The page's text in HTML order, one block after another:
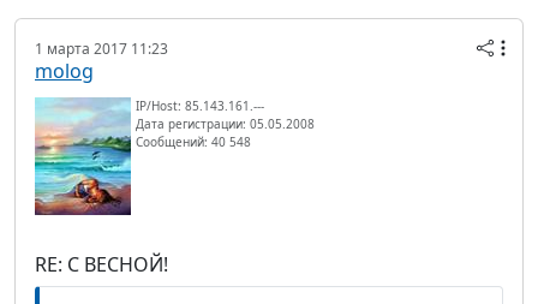
1 марта 2017 11:23
molog
IP/Host: 85.143.161.---
Дата регистрации: 05.05.2008
Сообщений: 40 548
RE: С ВЕСНОЙ!